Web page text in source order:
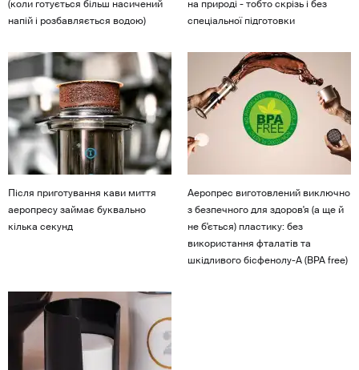
(коли готується більш насичений
напій і розбавляється водою)
на природі - тобто скрізь і без
спеціальної підготовки
Після приготування кави миття
аеропресу займає буквально
кілька секунд
Аеропрес виготовлений виключно
з безпечного для здоров'я (а ще й
не б'ється) пластику: без
використання фталатів та
шкідливого бісфенолу-А (BPA free)